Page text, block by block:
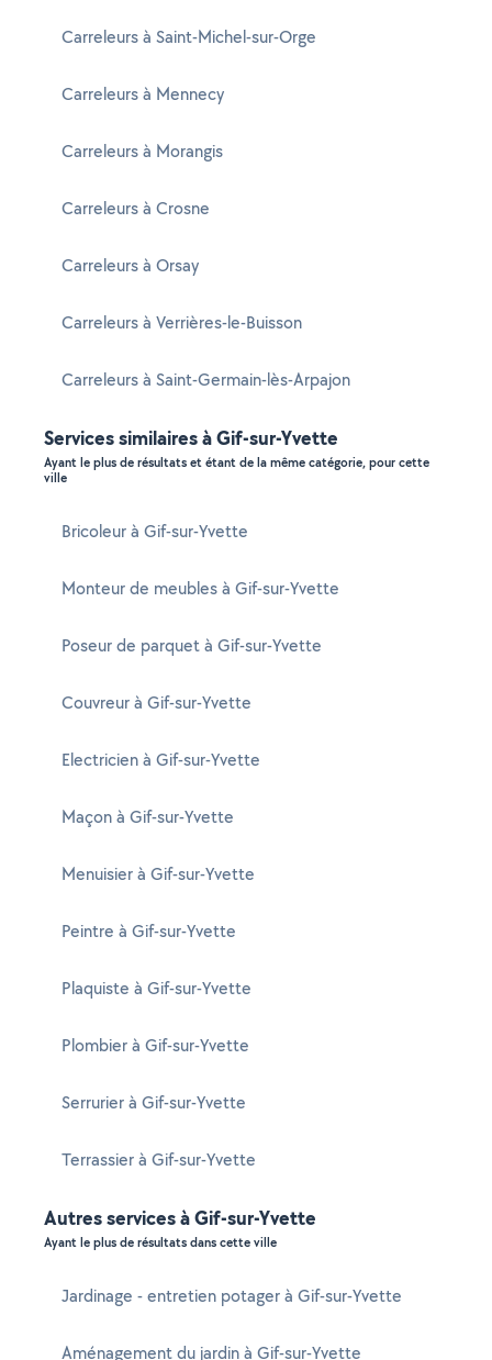
Carreleurs à Saint-Michel-sur-Orge
Carreleurs à Mennecy
Carreleurs à Morangis
Carreleurs à Crosne
Carreleurs à Orsay
Carreleurs à Verrières-le-Buisson
Carreleurs à Saint-Germain-lès-Arpajon
Services similaires à Gif-sur-Yvette
Ayant le plus de résultats et étant de la même catégorie, pour cette
ville
Bricoleur à Gif-sur-Yvette
Monteur de meubles à Gif-sur-Yvette
Poseur de parquet à Gif-sur-Yvette
Couvreur à Gif-sur-Yvette
Electricien à Gif-sur-Yvette
Maçon à Gif-sur-Yvette
Menuisier à Gif-sur-Yvette
Peintre à Gif-sur-Yvette
Plaquiste à Gif-sur-Yvette
Plombier à Gif-sur-Yvette
Serrurier à Gif-sur-Yvette
Terrassier à Gif-sur-Yvette
Autres services à Gif-sur-Yvette
Ayant le plus de résultats dans cette ville
Jardinage - entretien potager à Gif-sur-Yvette
Aménagement du jardin à Gif-sur-Yvette